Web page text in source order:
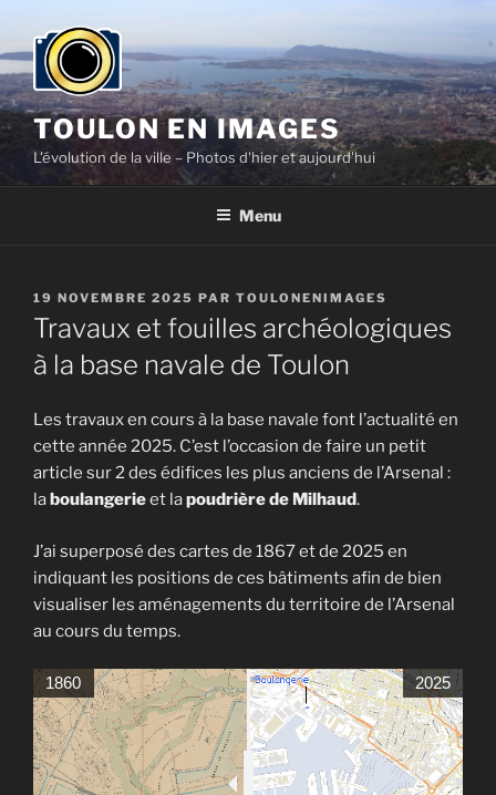
contenu
principal
TOULON EN IMAGES
L'évolution de la ville – Photos d'hier et aujourd'hui
Menu
PUBLIÉ
LE
19 NOVEMBRE 2025 PAR TOULONENIMAGES
Travaux et fouilles archéologiques
à la base navale de Toulon
Les travaux en cours à la base navale font l’actualité en
cette année 2025. C’est l’occasion de faire un petit
article sur 2 des édifices les plus anciens de l’Arsenal :
laboulangerieet lapoudrière de Milhaud.
J’ai superposé des cartes de 1867 et de 2025 en
indiquant les positions de ces bâtiments afin de bien
visualiser les aménagements du territoire de l’Arsenal
au cours du temps.
1860 2025